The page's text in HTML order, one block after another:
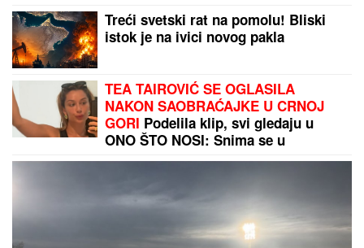
pevačicom"
DRAMA NA AUTO-PUTU KOD NIŠAZapalio se
automobil, saobraćaj BLOKIRAN (VIDEO)